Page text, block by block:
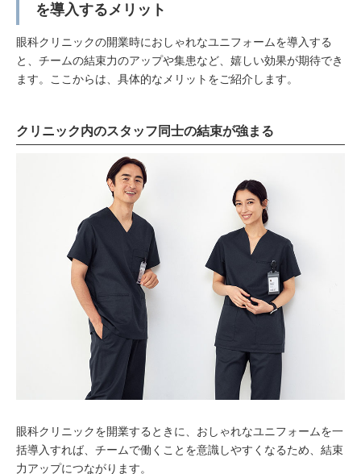
を導入するメリット
眼科クリニックの開業時におしゃれなユニフォームを導入する
と、チームの結束力のアップや集患など、嬉しい効果が期待でき
ます。ここからは、具体的なメリットをご紹介します。
クリニック内のスタッフ同士の結束が強まる
眼科クリニックを開業するときに、おしゃれなユニフォームを一
括導入すれば、チームで働くことを意識しやすくなるため、結束
力アップにつながります。